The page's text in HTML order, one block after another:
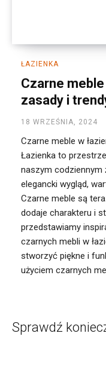
ŁAZIENKA
Czarne
zasady i
18 WRZEŚNIA, 2024
Czarne meble w
Łazienka to
naszym codziennym
elegancki wygląd,
Czarne meble są
dodaje charakteru i
przedstawiamy
czarnych mebli w
stworzyć piękne i
użyciem czarnych
Sprawdź